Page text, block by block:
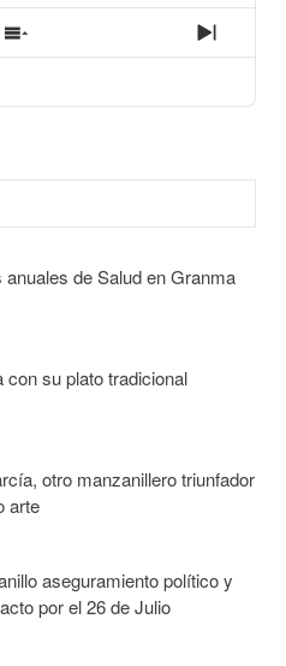
Show
Episodes
Next
de Salud en Granma
con su plato tradicional
otro manzanillero triunfador
arte
aseguramiento político y
por el 26 de Julio